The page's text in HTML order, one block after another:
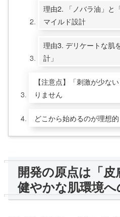
理由2. 「ノバラ油」と
マイルド設計
理由3. デリケートな肌
計」
【注意点】「刺激が少な
りません
どこから始めるのが理想的
開発の原点は「皮
健やかな肌環境へ